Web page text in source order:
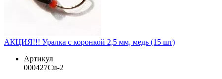
АКЦИЯ!!! Уралка с коронкой 2,5 мм, медь (15 шт)
Артикул
000427Cu-2